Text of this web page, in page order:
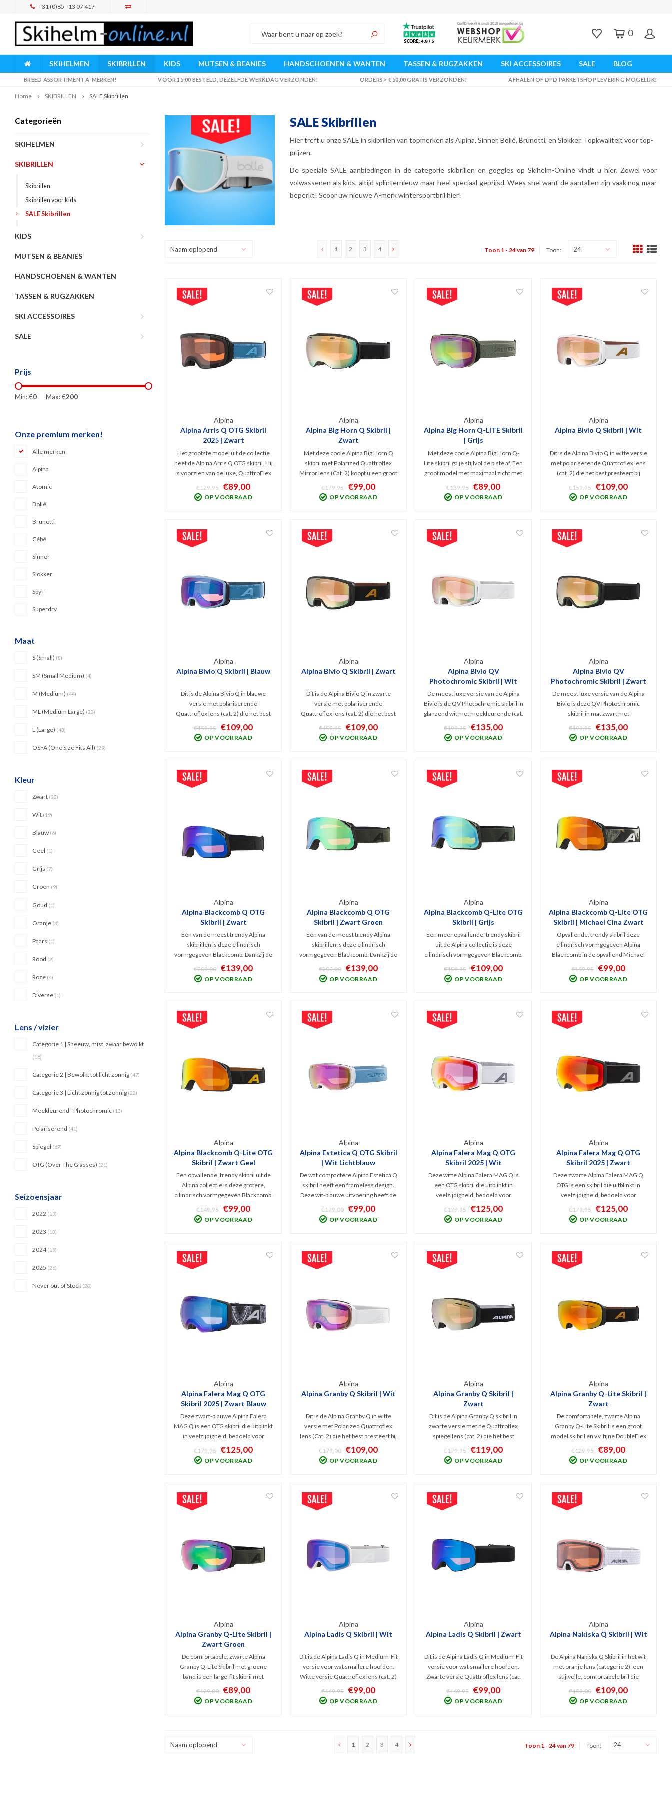
+31 (0)85 - 13 07 417
0
SKIHELMEN SKIBRILLEN KIDS MUTSEN & BEANIES HANDSCHOENEN & WANTEN TASSEN & RUGZAKKEN SKI ACCESSOIRES SALE BLOG
BREED ASSORTIMENT A-MERKEN! VÓÓR 15:00 BESTELD, DEZELFDE WERKDAG VERZONDEN! ORDERS > € 50,00 GRATIS VERZONDEN! AFHALEN OF DPD PAKKETSHOP LEVERING MOGELIJK!
Home SKIBRILLEN SALE Skibrillen
Categorieën
SKIHELMEN
SKIBRILLEN
Skibrillen
Skibrillen voor kids
SALE Skibrillen
KIDS
MUTSEN & BEANIES
HANDSCHOENEN & WANTEN
TASSEN & RUGZAKKEN
SKI ACCESSOIRES
SALE
Prijs
Min: €0 Max: €200
Onze premium merken!
Alle merken
Alpina
Atomic
Bollé
Brunotti
Cébé
Sinner
Slokker
Spy+
Superdry
Maat
S (Small) (8)
SM (Small Medium) (4)
M (Medium) (44)
ML (Medium Large) (23)
L (Large) (43)
OSFA (One Size Fits All) (29)
Kleur
Zwart (32)
Wit (19)
Blauw (6)
Geel (1)
Grijs (7)
Groen (9)
Goud (1)
Oranje (3)
Paars (1)
Rood (2)
Roze (4)
Diverse (1)
Lens / vizier
Categorie 1 | Sneeuw, mist, zwaar bewolkt
(16)
Categorie 2 | Bewolkt tot licht zonnig (47)
Categorie 3 | Licht zonnig tot zonnig (22)
Meekleurend - Photochromic (13)
Polariserend (41)
Spiegel (67)
OTG (Over The Glasses) (21)
Seizoensjaar
2022 (13)
2023 (13)
2024(19)
2025 (26)
Never out of Stock (28)
SALE Skibrillen
Hier treft u onze SALE in skibrillen van topmerken als Alpina, Sinner, Bollé, Brunotti, en Slokker. Topkwaliteit voor top-
prijzen.
De speciale SALE aanbiedingen in de categorie skibrillen en goggles op Skihelm-Online vindt u hier. Zowel voor
volwassenen als kids, altijd splinternieuw maar heel speciaal geprijsd. Wees snel want de aantallen zijn vaak nog maar
beperkt! Scoor uw nieuwe A-merk wintersportbril hier!
Naam oplopend 1 2 3 4 Toon 1 - 24 van 79 Toon: 24
Alpina
Alpina Arris Q OTG Skibril
2025 | Zwart
Het grootste model uit de collectie
heet de Alpina Arris Q OTG skibril. Hij
is voorzien van de luxe, QuattroFlex
lens (Cat. 2) met én een lichte spiegel
én een polariserende coating voor
minder schitteringen. Beste zicht bij
€129,95 €89,00
OP VOORRAAD
Alpina
Alpina Big Horn Q Skibril |
Zwart
Met deze coole Alpina Big Horn Q
skibril met Polarized Quattroflex
Mirror lens (Cat. 2) koopt u een groot
model snow goggles met zeer breed
zichtveld. Stijlvol Freeride model
met Thermoblock techniek waardoor
€179,95 €99,00
OP VOORRAAD
Alpina
Alpina Big Horn Q-LITE Skibril
| Grijs
Met deze coole Alpina Big Horn Q-
Lite skibril ga je stijlvol de piste af. Een
groot model met maximaal zicht met
Quattroflex Lite Mirror lens (Cat. 2).
Thermoblock techniek waardoor de
bril niet bevriest en nauwelijks
€139,95 €89,00
OP VOORRAAD
Alpina
Alpina Bivio Q Skibril | Wit
Dit is de Alpina Bivio Q in witte versie
met polariserende Quattroflex lens
(cat. 2) die het best presteert bij
bewolkt tot licht zonnig weer. Goede
bescherming tegen schadelijk UV en
infrarood en volledige filtering van
€159,95 €109,00
OP VOORRAAD
Alpina
Alpina Bivio Q Skibril | Blauw
Dit is de Alpina Bivio Q in blauwe
versie met polariserende
Quattroflex lens (cat. 2) die het best
presteert bij bewolkt tot licht zonnig
weer. Goede bescherming tegen
schadelijk UV en infrarood en
€159,95 €109,00
OP VOORRAAD
Alpina
Alpina Bivio Q Skibril | Zwart
Dit is de Alpina Bivio Q in zwarte
versie met polariserende
Quattroflex lens (cat. 2) die het best
presteert bij bewolkt tot licht zonnig
weer. Goede bescherming tegen
schadelijk UV en infrarood en
€159,95 €109,00
OP VOORRAAD
Alpina
Alpina Bivio QV
Photochromic Skibril | Wit
De meest luxe versie van de Alpina
Bivio is de QV Photochromic skibril in
glanzend wit met meekleurende (cat.
2-3) Mirror Gold lens. Deze
veelzijdige bril die zich aanpast aan
wisselende weersomstandigheden,
€199,95 €135,00
OP VOORRAAD
Alpina
Alpina Bivio QV
Photochromic Skibril | Zwart
De meest luxe versie van de Alpina
Bivio is deze QV Photochromic
skibril in mat zwart met
meekleurende (cat. 2-3) Mirror Gold
lens. Deze veelzijdige bril die zich
aanpast aan wisselende
€199,95 €135,00
OP VOORRAAD
Alpina
Alpina Blackcomb Q OTG
Skibril | Zwart
Eén van de meest trendy Alpina
skibrillen is deze cilindrisch
vormgegeven Blackcomb. Dankzij de
blauwe Quattroflex spiegellens (Cat.
2) zorgen deze goggles voor extra
contrastrijk beeld. De Polarized
€209,00 €139,00
OP VOORRAAD
Alpina
Alpina Blackcomb Q OTG
Skibril | Zwart Groen
Eén van de meest trendy Alpina
skibrillen is deze cilindrisch
vormgegeven Blackcomb. Dankzij de
groene Quattroflex spiegellens (Cat.
2) zorgen deze goggles voor extra
contrastrijk beeld. De Polarized
€209,00 €139,00
OP VOORRAAD
Alpina
Alpina Blackcomb Q-Lite OTG
Skibril | Grijs
Een meer opvallende, trendy skibril
uit de Alpina collectie is deze
cilindrisch vormgegeven Blackcomb.
Deze grijze versie heeft een Q-Lite
spiegellens (Cat. 2) die zorgt voor
contrastrijk beeld en filtering van
€159,95 €109,00
OP VOORRAAD
Alpina
Alpina Blackcomb Q-Lite OTG
Skibril | Michael Cina Zwart
Opvallende, trendy skibril deze
cilindrisch vormgegeven Alpina
Blackcomb in de opvallend Michael
Cina design versie. Hij is uitgevoerd
met Q-Lite spiegellens (Cat. 2) wat
zorgt voor contrastrijk beeld en
€159,95 €99,00
OP VOORRAAD
Alpina
Alpina Blackcomb Q-Lite OTG
Skibril | Zwart Geel
Een opvallende, trendy skibril uit de
Alpina collectie is deze grotere,
cilindrisch vormgegeven Blackcomb.
Deze versie is uitgevoerd met Q-Lite
spiegellens (Cat. 2) wat zorgt voor
contrastrijk beeld en filtering van
€149,95 €99,00
OP VOORRAAD
Alpina
Alpina Estetica Q OTG Skibril
| Wit Lichtblauw
De wat compactere Alpina Estetica Q
skibril heeft een frameless design.
Deze wit-blauwe uitvoering heeft de
luxe, polariserende Quatroflex
spiegellens (Categorie 2) tegen
schitteringen en schadelijk UV, een
€179,00 €99,00
OP VOORRAAD
Alpina
Alpina Falera Mag Q OTG
Skibril 2025 | Wit
Deze witte Alpina Falera MAG Q is
een OTG skibril die uitblinkt in
veelzijdigheid, bedoeld voor
wintersporters die zich graag
voorbereiden op wisselende
weersomstandigheden. V.v. handig,
€179,95 €125,00
OP VOORRAAD
Alpina
Alpina Falera Mag Q OTG
Skibril 2025 | Zwart
Deze zwarte Alpina Falera MAG Q
OTG is een skibril die uitblinkt in
veelzijdigheid, bedoeld voor
wintersporters die zich graag
voorbereiden op wisselende
weersomstandigheden. V.v. handig,
€179,95 €125,00
OP VOORRAAD
Alpina
Alpina Falera Mag Q OTG
Skibril 2025 | Zwart Blauw
Deze zwart-blauwe Alpina Falera
MAG Q is een OTG skibril die uitblinkt
in veelzijdigheid, bedoeld voor
wintersporters die zich graag
voorbereiden op een wisselend
weerbeeld. V.v. handig, magnetisch
€179,95 €125,00
OP VOORRAAD
Alpina
Alpina Granby Q Skibril | Wit
Dit is de Alpina Granby Q in witte
versie met Polarized Quattroflex
lens (Cat. 2) die het best presteert bij
wisselvallig weer. Goede
bescherming voor de ogen tegen
schadelijk UV en Infrarood en
€179,00 €109,00
OP VOORRAAD
Alpina
Alpina Granby Q Skibril |
Zwart
Dit is de Alpina Granby Q skibril in
zwarte versie met de Quattroflex
spiegellens (cat. 2) die het best
presteert bij bewolkt tot licht zonnig
weer. Goede bescherming tegen
schadelijk UV en infrarood en
€179,95 €119,00
OP VOORRAAD
Alpina
Alpina Granby Q-Lite Skibril |
Zwart
De comfortabele, zwarte Alpina
Granby Q-Lite Skibril is een groot
model skibril en v.v. fijne DoubleFlex
Red spiegellens (Cat. 2). Goede
filtering van schadelijk UV en
infrarood, een hoog comfort en
€129,95 €89,00
OP VOORRAAD
Alpina
Alpina Granby Q-Lite Skibril |
Zwart Groen
De comfortabele, zwarte Alpina
Granby Q-Lite Skibril met groene
band is een large-fit skibril met
hoogwaardige DoubleFlex Olive
spiegellens (Cat. 2). Goede filtering
van schadelijk UV en infrarood met
€129,00 €89,00
OP VOORRAAD
Alpina
Alpina Ladis Q Skibril | Wit
Dit is de Alpina Ladis Q in Medium-Fit
versie voor wat smallere hoofden.
Witte versie Quattroflex lens (cat. 2)
die het best presteert bij bewolkt tot
licht zonnig weer. Filtert schadelijk
UV en Infrarood en het
€149,95 €99,00
OP VOORRAAD
Alpina
Alpina Ladis Q Skibril | Zwart
Dit is de Alpina Ladis Q in Medium-Fit
versie voor wat smallere hoofden.
Zwarte versie Quattroflex lens (cat.
2) die het best presteert bij bewolkt
tot licht zonnig weer. Filtert
schadelijk UV en Infrarood en het
€149,95 €99,00
OP VOORRAAD
Alpina
Alpina Nakiska Q Skibril | Wit
De Alpina Nakiska Q Skibril in het wit
met oranje lens (categorie 2): een
stijlvolle, comfortabele bril die
uitstekende bescherming biedt op de
piste, met een moderne uitstraling
en veelzijdige functionaliteit voor
€159,00 €109,00
OP VOORRAAD
Naam oplopend 1 2 3 4 Toon 1 - 24 van 79 Toon: 24